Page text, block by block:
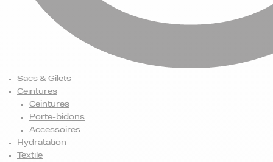
Sacs & Gilets
Ceintures
Ceintures
Porte-bidons
Accessoires
Hydratation
Textile